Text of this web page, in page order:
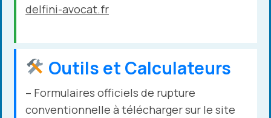
delfini-avocat.fr
Outils et Calculateurs
– Formulaires officiels de rupture
conventionnelle à télécharger sur le site